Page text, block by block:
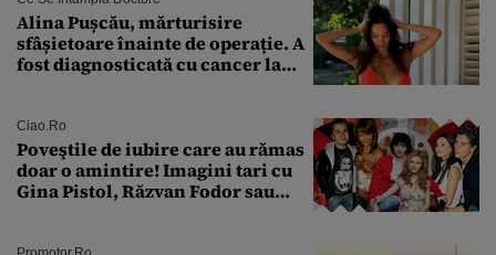
Alina Pușcău, mărturisire
sfâșietoare înainte de operație. A
fost diagnosticată cu cancer la
îmi salvez viața”
Ciao.ro
Poveştile de iubire care au rămas
doar o amintire! Imagini tari cu
Gina Pistol, Răzvan Fodor sau